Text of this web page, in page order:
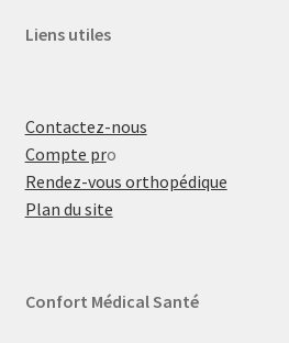
Liens utiles
Contactez-nous
Compte pro
Rendez-vous orthopédique
Plan du site
Confort Médical Santé